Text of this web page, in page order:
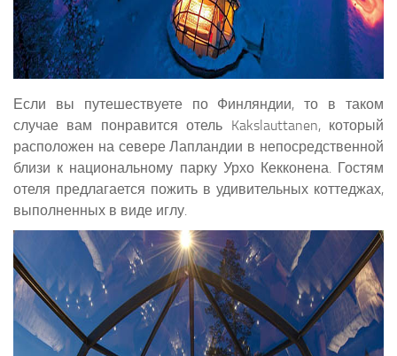
Если вы путешествуете по Финляндии, то в таком
случае вам понравится отель Kakslauttanen, который
расположен на севере Лапландии в непосредственной
близи к национальному парку Урхо Кекконена. Гостям
отеля предлагается пожить в удивительных коттеджах,
выполненных в виде иглу.